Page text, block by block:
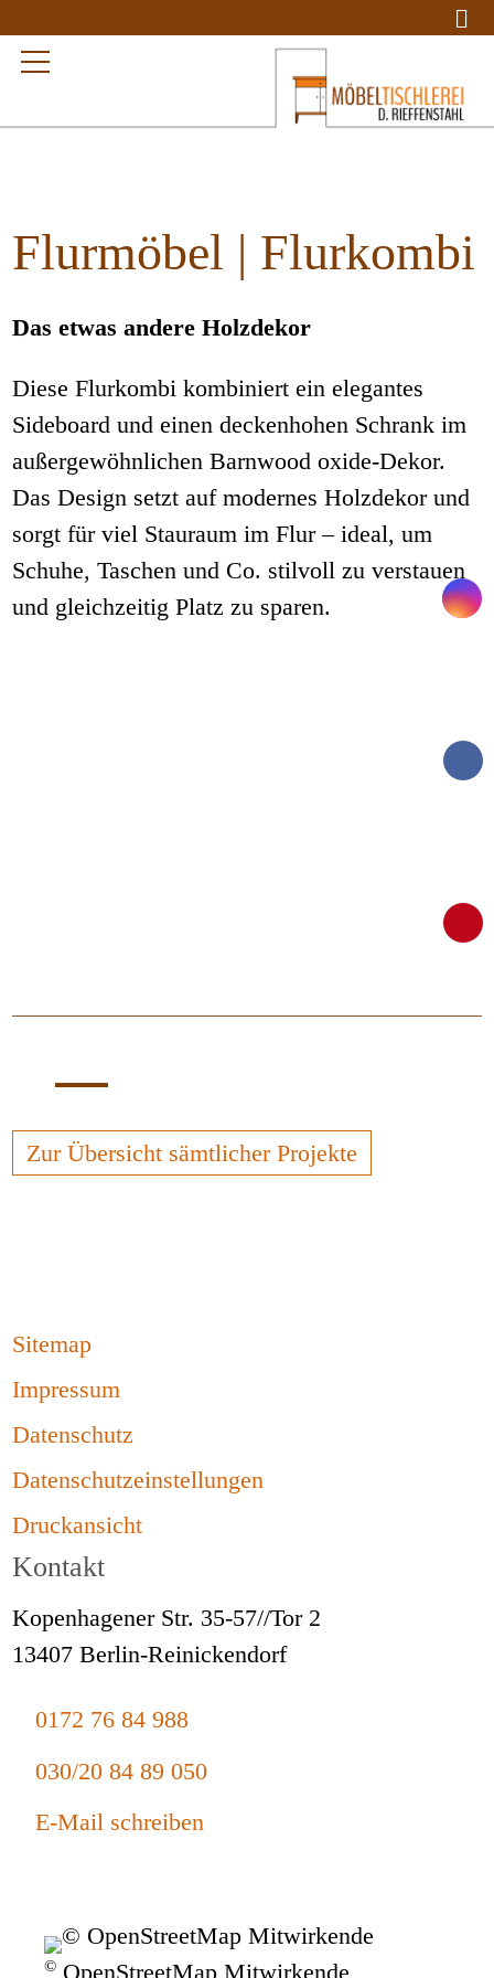
Flurmöbel | Flurkombi
Das etwas andere Holzdekor
Diese Flurkombi kombiniert ein elegantes
Sideboard und einen deckenhohen Schrank im
außergewöhnlichen Barnwood oxide-Dekor.
Das Design setzt auf modernes Holzdekor und
sorgt für viel Stauraum im Flur – ideal, um
Schuhe, Taschen und Co. stilvoll zu verstauen
und gleichzeitig Platz zu sparen.
Zur Übersicht sämtlicher Projekte
Sitemap
Impressum
Datenschutz
Datenschutzeinstellungen
Druckansicht
Kontakt
Kopenhagener Str. 35-57//Tor 2
13407 Berlin-Reinickendorf
0172 76 84 988
030/20 84 89 050
E-Mail schreiben
© OpenStreetMap Mitwirkende